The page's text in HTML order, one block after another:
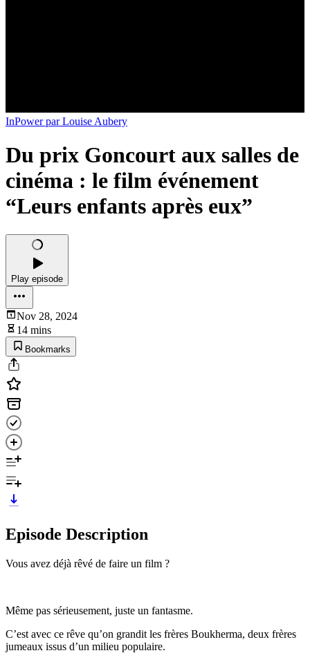
InPower par Louise Aubery
Du prix Goncourt aux salles de
cinéma : le film événement
“Leurs enfants après eux”
Play episode
Nov 28, 2024
14 mins
Bookmarks
Episode Description
Vous avez déjà rêvé de faire un film ?
Même pas sérieusement, juste un fantasme.
C’est avec ce rêve qu’on grandit les frères Boukherma, deux frères
jumeaux issus d’un milieu populaire.